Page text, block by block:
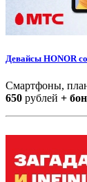
Девайсы HONOR
Смартфоны,
650 рублей +